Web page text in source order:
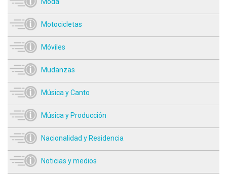
Moda
Motocicletas
Móviles
Mudanzas
Música y Canto
Música y Producción
Nacionalidad y Residencia
Noticias y medios